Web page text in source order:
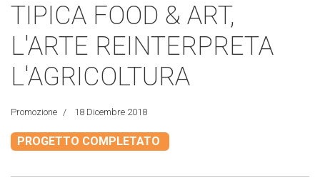
TIPICA FOOD & ART,
L'ARTE REINTERPRETA
L'AGRICOLTURA
Promozione 18 Dicembre 2018
PROGETTO COMPLETATO